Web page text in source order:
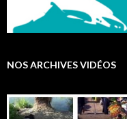
NOS ARCHIVES VIDÉOS